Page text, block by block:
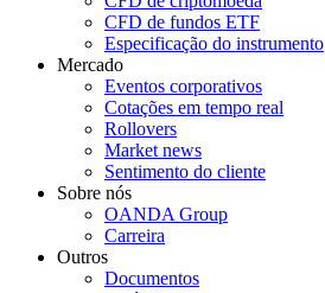
CFD de fundos ETF
Especificação do instrumento
Mercado
Eventos corporativos
Cotações em tempo real
Rollovers
Market news
Sentimento do cliente
Sobre nós
OANDA Group
Carreira
Outros
Documentos